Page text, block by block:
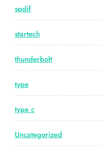
spdif
startech
thunderbolt
type
type c
Uncategorized